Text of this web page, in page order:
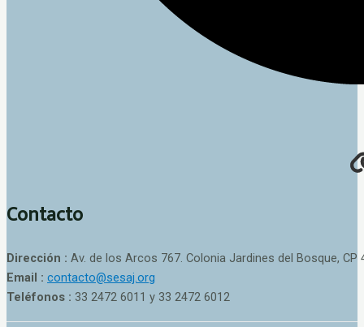
Contacto
Dirección : Av. de los Arcos 767. Colonia Jardines del Bosque, CP
Email : contacto@sesaj.org
Teléfonos : 33 2472 6011 y 33 2472 6012